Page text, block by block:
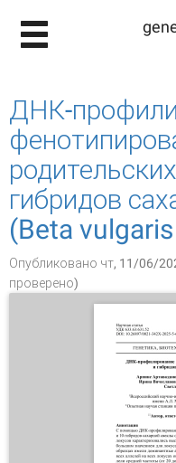
ДНК-
гибридов
(Beta
Опубликовано чт, 11/06/
проверено)